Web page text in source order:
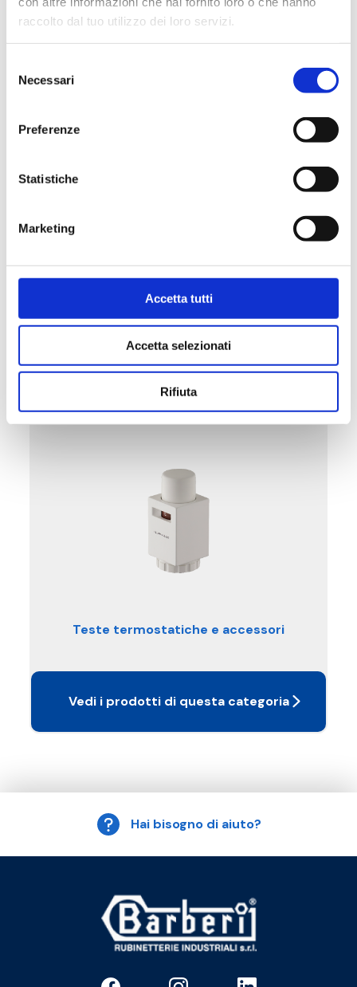
raccolto dal tuo utilizzo dei loro servizi.
delNecessari
Preferenze
Statistiche
Marketing
Accetta tutti
Accetta selezionati
Rifiuta
Vedi i prodotti di questa categoria
Teste termostatiche e accessori
Vedi i prodotti di questa categoria
Hai bisogno di aiuto?